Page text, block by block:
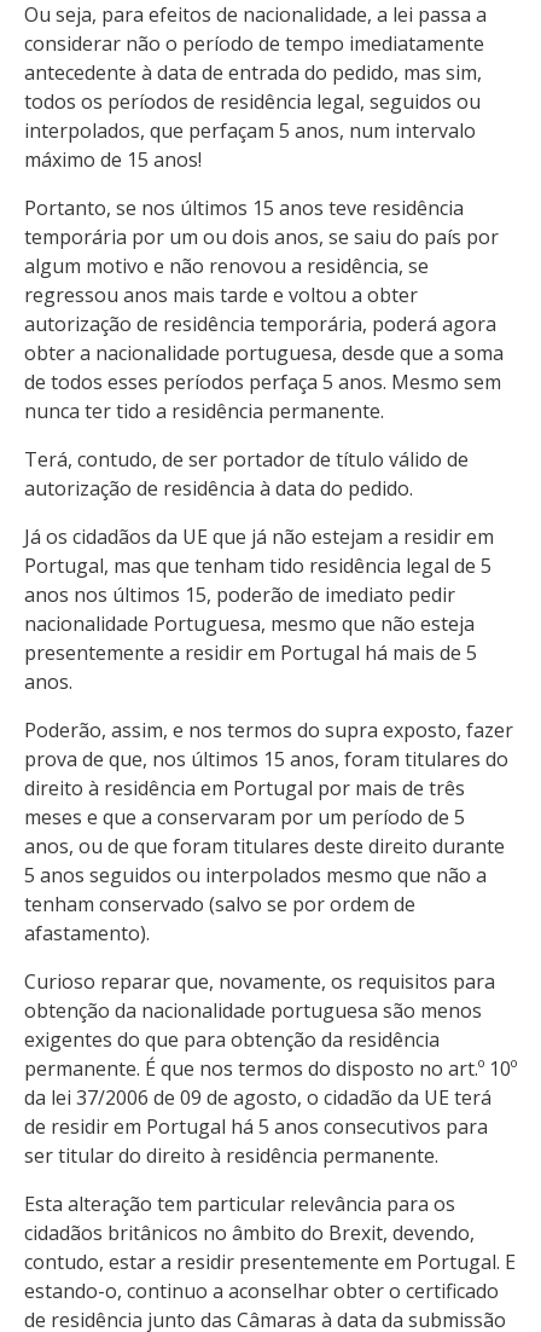
Ou seja, para efeitos de nacionalidade, a lei passa a
considerar não o período de tempo imediatamente
antecedente à data de entrada do pedido, mas sim,
todos os períodos de residência legal, seguidos ou
interpolados, que perfaçam 5 anos, num intervalo
máximo de 15 anos!
Portanto, se nos últimos 15 anos teve residência
temporária por um ou dois anos, se saiu do país por
algum motivo e não renovou a residência, se
regressou anos mais tarde e voltou a obter
autorização de residência temporária, poderá agora
obter a nacionalidade portuguesa, desde que a soma
de todos esses períodos perfaça 5 anos. Mesmo sem
nunca ter tido a residência permanente.
Terá, contudo, de ser portador de título válido de
autorização de residência à data do pedido.
Já os cidadãos da UE que já não estejam a residir em
Portugal, mas que tenham tido residência legal de 5
anos nos últimos 15, poderão de imediato pedir
nacionalidade Portuguesa, mesmo que não esteja
presentemente a residir em Portugal há mais de 5
anos.
Poderão, assim, e nos termos do supra exposto, fazer
prova de que, nos últimos 15 anos, foram titulares do
direito à residência em Portugal por mais de três
meses e que a conservaram por um período de 5
anos, ou de que foram titulares deste direito durante
5 anos seguidos ou interpolados mesmo que não a
tenham conservado (salvo se por ordem de
afastamento).
Curioso reparar que, novamente, os requisitos para
obtenção da nacionalidade portuguesa são menos
exigentes do que para obtenção da residência
permanente. É que nos termos do disposto no art.º 10º
da lei 37/2006 de 09 de agosto, o cidadão da UE terá
de residir em Portugal há 5 anos consecutivos para
ser titular do direito à residência permanente.
Esta alteração tem particular relevância para os
cidadãos britânicos no âmbito do Brexit, devendo,
contudo, estar a residir presentemente em Portugal. E
estando-o, continuo a aconselhar obter o certificado
de residência junto das Câmaras à data da submissão